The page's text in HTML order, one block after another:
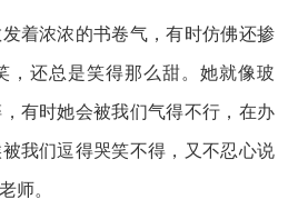
着浓浓的书卷气，有时仿佛还掺
，还总是笑得那么甜。她就像玻
有时她会被我们气得不行，在办
我们逗得哭笑不得，又不忍心说
师。